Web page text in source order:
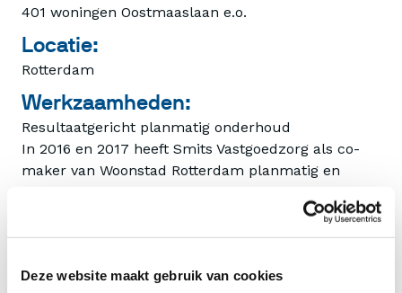
Deze website maakt gebruik van cookies
401 woningen Oostmaaslaan e.o.
Locatie:
Rotterdam
Werkzaamheden:
Resultaatgericht planmatig onderhoud
In 2016 en 2017 heeft Smits Vastgoedzorg als co-
maker van Woonstad Rotterdam planmatig en
401 woningen aan de voet van de Maasboulevard te
Rotterdam. Ook is het gehele complex voorzien van
geïsoleerd.